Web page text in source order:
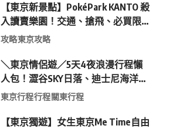
【東京新景點】PokéPark KANTO 殺
入讀賣樂園！交通、搶飛、必買限
定周邊全攻略
攻略東京攻略
＼東京情侶遊／5天4夜浪漫行程懶
人包！澀谷SKY日落、迪士尼海洋、
中目黑高質感咖啡廳全收錄
東京行程行程關東行程
【東京獨遊】女生東京Me Time自由